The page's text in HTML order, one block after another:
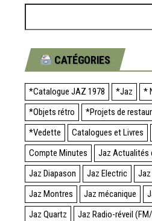
CATÉGORIES
*Catalogue JAZ 1978 *Jaz
*
*Objets rétro
*Projets de
*Vedette
Catalogues et Livres
Compte Minutes
Jaz Actualités
Jaz Diapason
Jaz Electric
Jaz Montres
Jaz mécanique
Jaz Quartz
Jaz Radio-réveil